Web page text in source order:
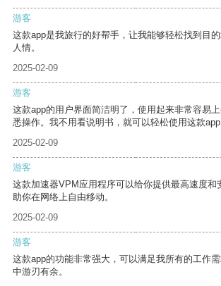
游客
这款app是我旅行的好帮手，让我能够轻松找到目
人情。
2025-02-09
游客
这款app的用户界面简洁明了，使用起来非常容易
悉操作。我不用看说明书，就可以轻松使用这款app
2025-02-09
游客
这款加速器VPM应用程序可以给你提供最高速度和
助你在网络上自由移动。
2025-02-09
游客
这款app的功能非常强大，可以满足我所有的工作
中游刃有余。